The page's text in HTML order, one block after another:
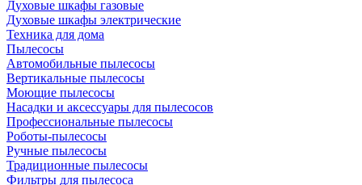
Духовые шкафы газовые
Духовые шкафы электрические
Техника для дома
Пылесосы
Автомобильные пылесосы
Вертикальные пылесосы
Моющие пылесосы
Насадки и аксессуары для пылесосов
Профессиональные пылесосы
Роботы-пылесосы
Ручные пылесосы
Традиционные пылесосы
Фильтры для пылесоса